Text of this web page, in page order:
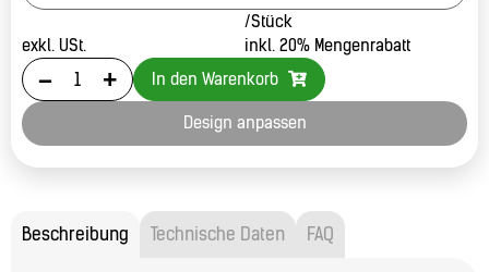
/Stück
exkl. USt.
inkl. 20% Mengenrabatt
- + In den Warenkorb
Design anpassen
Beschreibung Technische Daten FAQ